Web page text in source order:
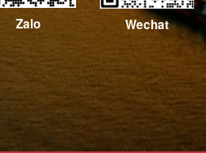
Zalo Wechat